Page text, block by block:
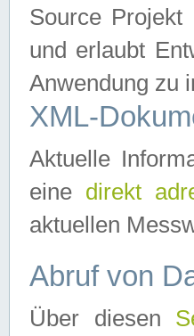
Source Projekt
und erlaubt
Anwendung zu
XML-
Aktuelle
eine direkt
aktuellen
Abruf von
Über diesen